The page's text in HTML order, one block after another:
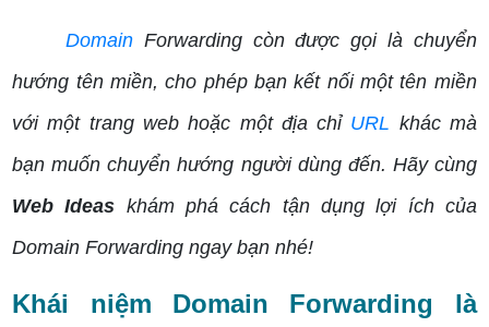
Domain Forwarding còn được gọi là chuyển
hướng tên miền, cho phép bạn kết nối một tên miền
với một trang web hoặc một địa chỉ URL khác mà
bạn muốn chuyển hướng người dùng đến. Hãy cùng
Web Ideas khám phá cách tận dụng lợi ích của
Domain Forwarding ngay bạn nhé!
Khái niệm Domain Forwarding là